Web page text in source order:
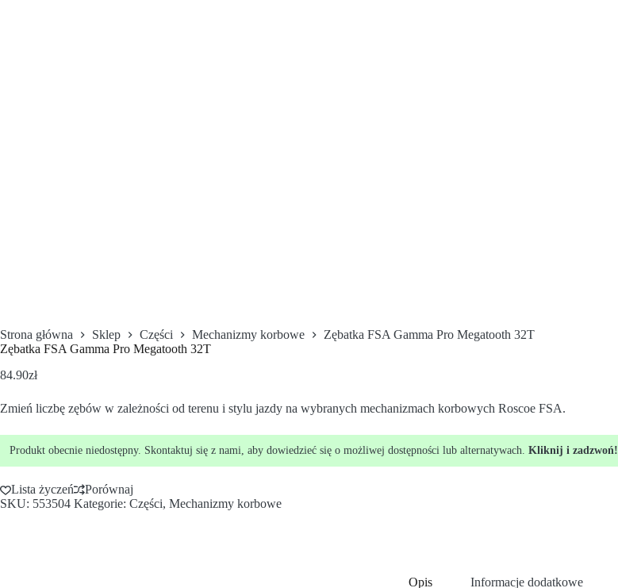
Strona główna Sklep Części Mechanizmy korbowe
Zębatka FSA Gamma Pro Megatooth 32T
Zębatka FSA Gamma Pro Megatooth 32T
84.90zł
Zmień liczbę zębów w zależności od terenu i stylu jazdy na wybranych mechanizmach korbowych Roscoe FSA.
Produkt obecnie niedostępny. Skontaktuj się z nami, aby dowiedzieć się o możliwej dostępności lub alternatywach. Kliknij i zadzwoń!
Lista życzeń
Porównaj
SKU: 553504 Kategorie: Części, Mechanizmy korbowe
Opis Informacje dodatkowe